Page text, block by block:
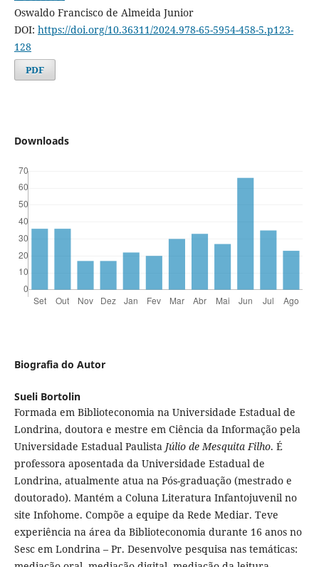
Oswaldo Francisco de Almeida Junior
DOI: https://doi.org/10.36311/2024.978-65-5954-458-5.p123-
128
PDF
Downloads
Biografia do Autor
Sueli Bortolin
Formada em Biblioteconomia na Universidade Estadual de
Londrina, doutora e mestre em Ciência da Informação pela
Universidade Estadual Paulista Júlio de Mesquita Filho. É
professora aposentada da Universidade Estadual de
Londrina, atualmente atua na Pós-graduação (mestrado e
doutorado). Mantém a Coluna Literatura Infantojuvenil no
site Infohome. Compõe a equipe da Rede Mediar. Teve
experiência na área da Biblioteconomia durante 16 anos no
Sesc em Londrina – Pr. Desenvolve pesquisa nas temáticas: